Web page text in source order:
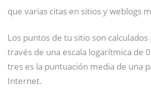
que varias citas en sitios y weblogs
Los puntos de tu sitio son calculados
través de una escala logarítmica de
tres es la puntuación media de una
Internet.